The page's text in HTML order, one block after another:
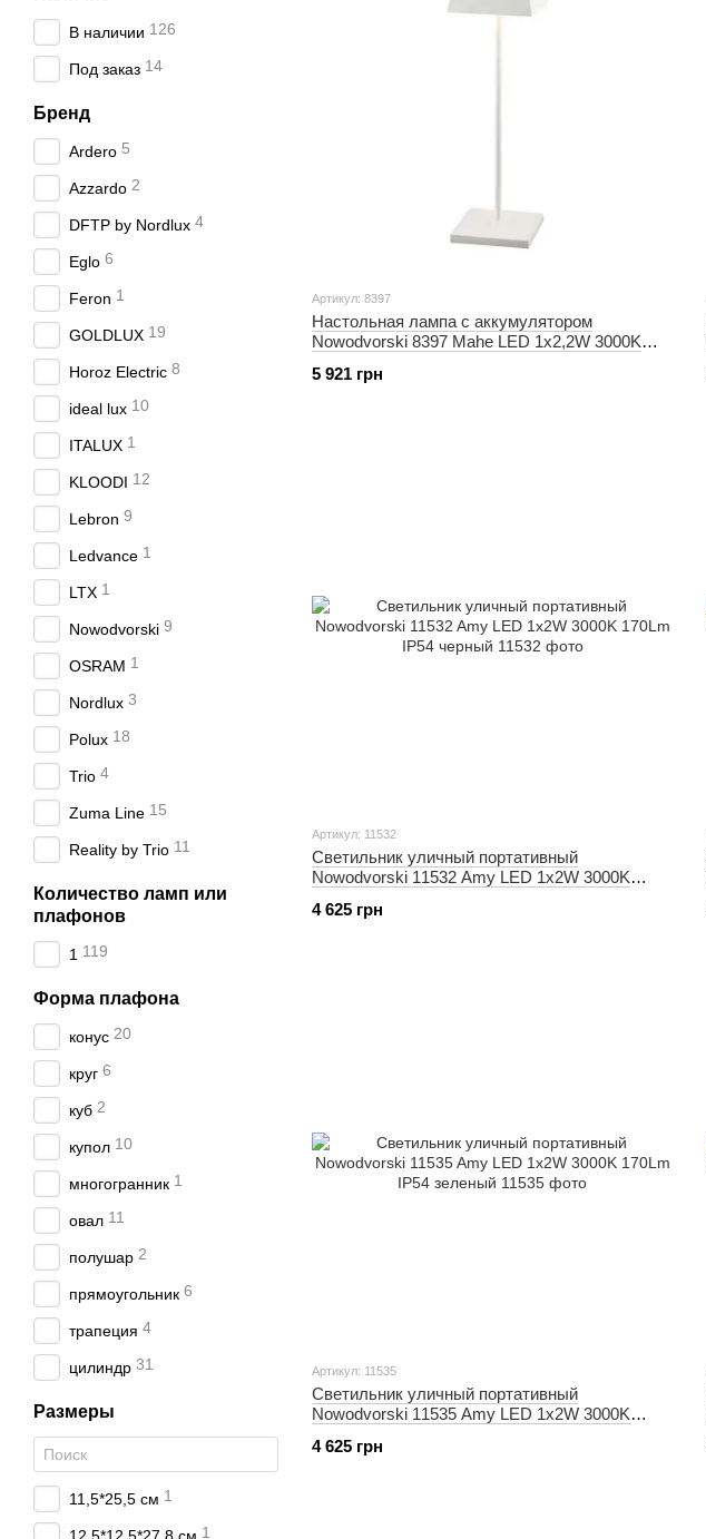
Артикул: 8397
Настольная лампа с аккумулятором
Nowodvorski 8397 Mahe LED 1x2,2W 3000K
5 921 грн
Артикул: 11532
Светильник уличный портативный
Nowodvorski 11532 Amy LED 1x2W 3000K
4 625 грн
Артикул: 11535
Светильник уличный портативный
Nowodvorski 11535 Amy LED 1x2W 3000K
4 625 грн
В наличии 126
Под заказ 14
Бренд
Ardero 5
Azzardo 2
DFTP by Nordlux 4
Eglo 6
Feron 1
GOLDLUX 19
Horoz Electric 8
ideal lux 10
ITALUX 1
KLOODI 12
Lebron 9
Ledvance 1
LTX 1
Nowodvorski 9
OSRAM 1
Nordlux 3
Polux 18
Trio 4
Zuma Line 15
Reality by Trio 11
Количество ламп или
плафонов
1 119
Форма плафона
конус 20
круг 6
куб 2
купол 10
многогранник 1
овал 11
полушар 2
прямоугольник 6
трапеция 4
цилиндр 31
Размеры
11,5*25,5 см 1
1